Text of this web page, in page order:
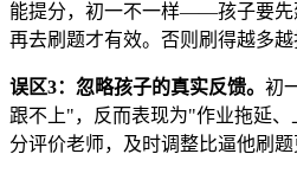
能提分，初一不一样——孩子要先
再去刷题才有效。否则刷得越多越
误区3：忽略孩子的真实反馈。 初
跟不上"，反而表现为"作业拖延
分评价老师，及时调整比逼他刷题